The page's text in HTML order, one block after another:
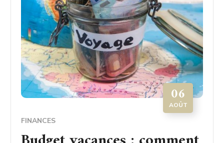
06
AOÛT
FINANCES